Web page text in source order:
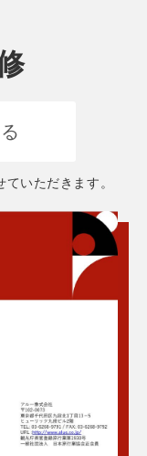
いただきます。